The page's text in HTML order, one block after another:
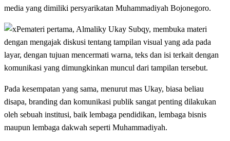
media yang dimiliki persyarikatan Muhammadiyah Bojonegoro.
Pemateri pertama, Almaliky Ukay Subqy, membuka materi
dengan mengajak diskusi tentang tampilan visual yang ada pada
layar, dengan tujuan mencermati warna, teks dan isi terkait dengan
komunikasi yang dimungkinkan muncul dari tampilan tersebut.
Pada kesempatan yang sama, menurut mas Ukay, biasa beliau
disapa, branding dan komunikasi publik sangat penting dilakukan
oleh sebuah institusi, baik lembaga pendidikan, lembaga bisnis
maupun lembaga dakwah seperti Muhammadiyah.